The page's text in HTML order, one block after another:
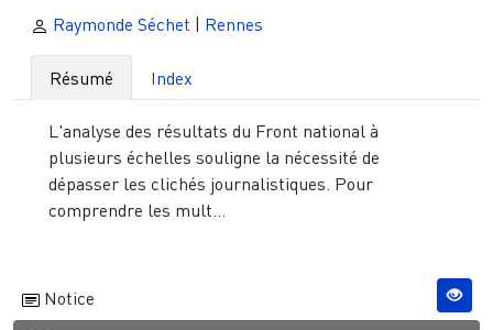
Raymonde Séchet | Rennes
Résumé Index
L'analyse des résultats du Front national à
plusieurs échelles souligne la nécessité de
dépasser les clichés journalistiques. Pour
comprendre les mult...
Notice